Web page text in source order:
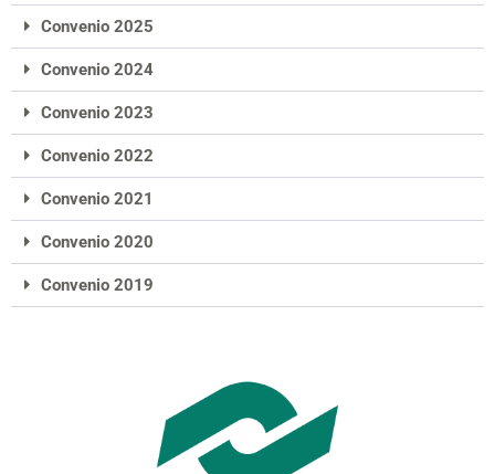
Convenio 2025
Convenio 2024
Convenio 2023
Convenio 2022
Convenio 2021
Convenio 2020
Convenio 2019